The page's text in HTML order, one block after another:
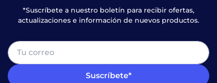
*Suscríbete a nuestro boletín para recibir ofertas,
actualizaciones e información de nuevos productos.
Suscríbete*